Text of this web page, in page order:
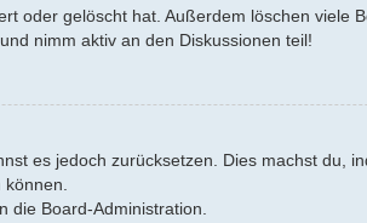
oder gelöscht hat. Außerdem löschen viele
nimm aktiv an den Diskussionen teil!
es jedoch zurücksetzen. Dies machst du,
können.
die Board-Administration.